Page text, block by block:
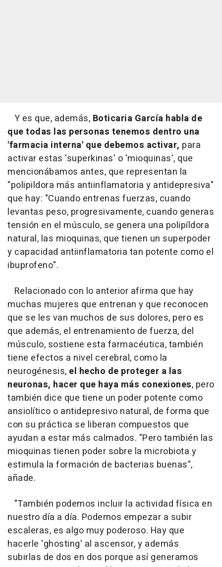
Y es que, además, Boticaria García habla de
que todas las personas tenemos dentro una
'farmacia interna' que debemos activar, para
activar estas 'superkinas' o 'mioquinas', que
mencionábamos antes, que representan la
"polipildora más antiinflamatoria y antidepresiva"
que hay: "Cuando entrenas fuerzas, cuando
levantas peso, progresivamente, cuando generas
tensión en el músculo, se genera una polipíldora
natural, las mioquinas, que tienen un superpoder
y capacidad antiinflamatoria tan potente como el
ibuprofeno".
Relacionado con lo anterior afirma que hay
muchas mujeres que entrenan y que reconocen
que se les van muchos de sus dolores, pero es
que además, el entrenamiento de fuerza, del
músculo, sostiene esta farmacéutica, también
tiene efectos a nivel cerebral, como la
neurogénesis, el hecho de proteger a las
neuronas, hacer que haya más conexiones, pero
también dice que tiene un poder potente como
ansiolítico o antidepresivo natural, de forma que
con su práctica se liberan compuestos que
ayudan a estar más calmados. "Pero también las
mioquinas tienen poder sobre la microbiota y
estimula la formación de bacterias buenas",
añade.
"También podemos incluir la actividad física en
nuestro día a día. Podemos empezar a subir
escaleras, es algo muy poderoso. Hay que
hacerle 'ghosting' al ascensor, y además
subirlas de dos en dos porque así generamos